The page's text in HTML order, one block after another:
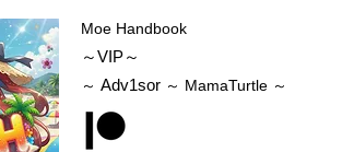
Moe Handbook
～VIP～
～ Adv1sor ～ MamaTurtle ～